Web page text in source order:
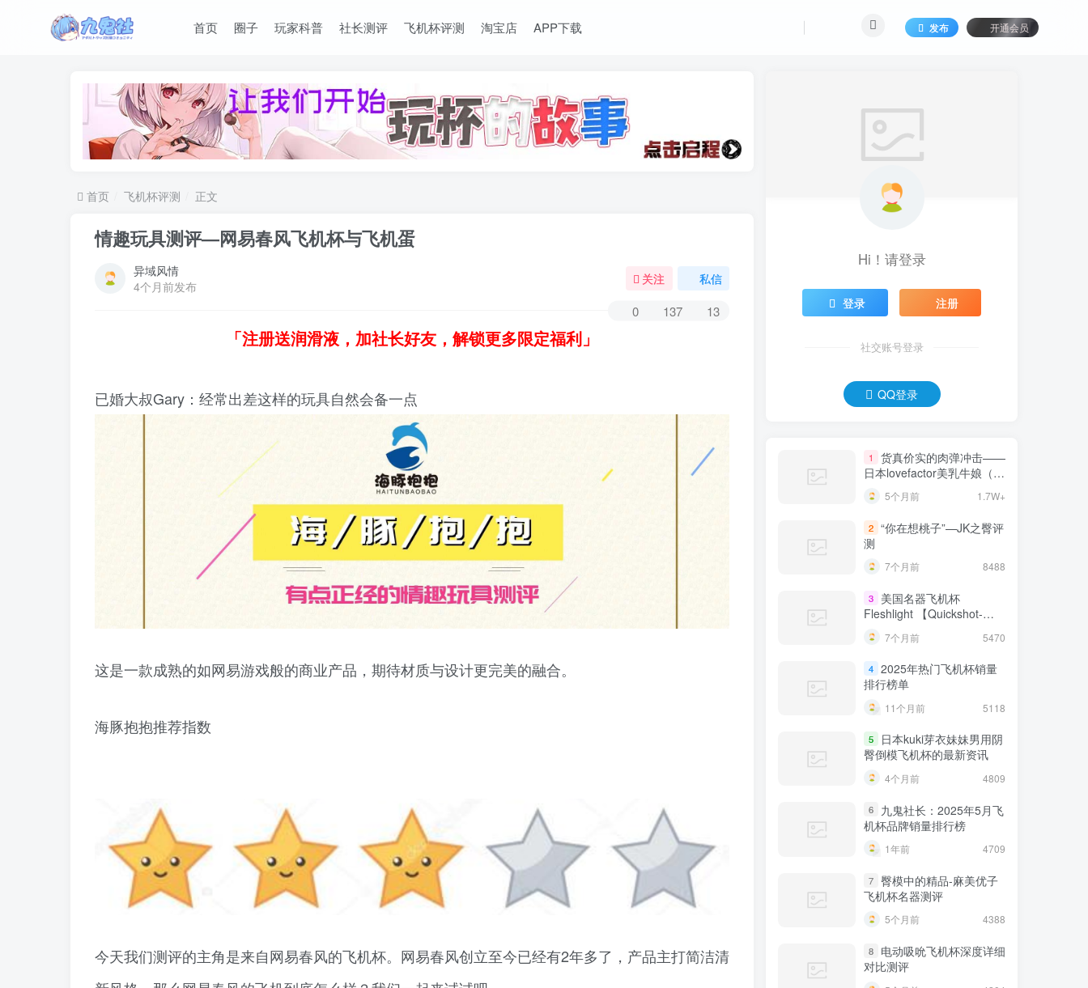
首页 圈子 玩家科普 社长测评 飞机杯评测 淘宝店 APP下载 发布 开通会员
首页 飞机杯评测 正文
情趣玩具测评—网易春风飞机杯与飞机蛋
异域风情
4个月前发布
关注 私信
0 137 13
「注册送润滑液，加社长好友，解锁更多限定福利」
已婚大叔Gary：经常出差这样的玩具自然会备一点
这是一款成熟的如网易游戏般的商业产品，期待材质与设计更完美的融合。
海豚抱抱推荐指数
今天我们测评的主角是来自网易春风的飞机杯。网易春风创立至今已经有2年多了，产品主打简洁清
Hi！请登录
登录 注册
社交账号登录
QQ登录
1
货真价实的肉弹冲击——
日本lovefactor美乳牛娘（大
副标题]5个月前 1.7W+
2 “你在想桃子”—JK之臀评
测
7个月前 8488
3
美国名器飞机杯
Fleshlight 【Quickshot-
评测 7个月前 5470
4 2025年热门飞机杯销量
排行榜单
11个月前 5118
5
日本kuki芽衣妹妹男用阴
臀倒模飞机杯的最新资讯
4个月前 4809
6
九鬼社长：2025年5月飞
机杯品牌销量排行榜
1年前 4709
7 臀模中的精品-麻美优子
飞机杯名器测评
5个月前 4388
8
电动吸吮飞机杯深度详细
对比测评